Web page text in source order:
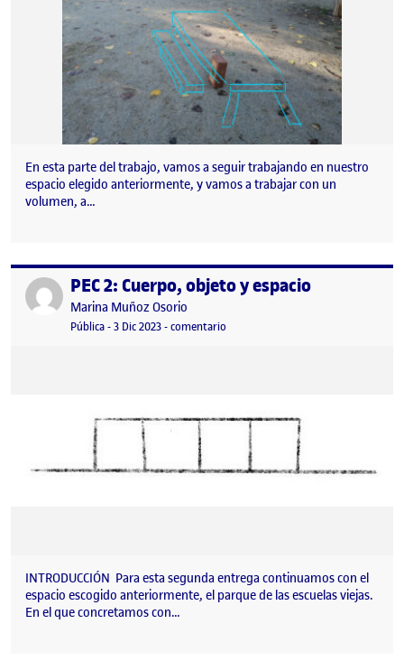
En esta parte del trabajo, vamos a seguir trabajando en nuestro
espacio elegido anteriormente, y vamos a trabajar con un
volumen, a…
Publicado porPEC 2: Cuerpo, objeto y espacio
Publicado por
Marina Muñoz Osorio
Visibilidad:
Pública-Fecha de publicación
3 Dic 20233 diciembre, 2023 5:39 pm
-comentario
INTRODUCCIÓN Para esta segunda entrega continuamos con el
espacio escogido anteriormente, el parque de las escuelas viejas.
En el que concretamos con…